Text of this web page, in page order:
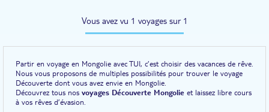
Vous avez vu 1 voyages sur 1
Partir en voyage en Mongolie avec TUI, c’est choisir des vacances de rêve.
Nous vous proposons de multiples possibilités pour trouver le voyage
Découverte dont vous avez envie en Mongolie.
Découvrez tous nos voyages Découverte Mongolie et laissez libre cours
à vos rêves d’évasion.